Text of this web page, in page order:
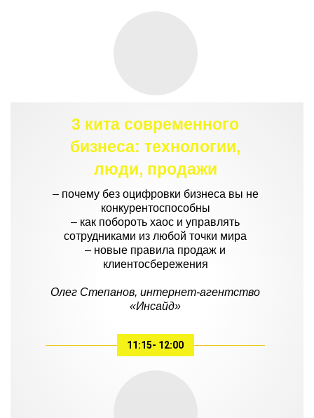
11:15- 12:00
3 кита современного
бизнеса: технологии,
люди, продажи
– почему без оцифровки бизнеса вы не
конкурентоспособны
– как побороть хаос и управлять
сотрудниками из любой точки мира
– новые правила продаж и
клиентосбережения
Олег Степанов, интернет-агентство
«Инсайд»